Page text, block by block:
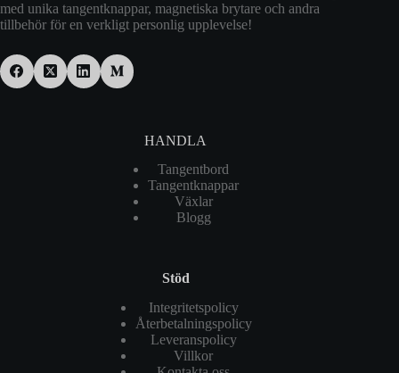
med unika tangentknappar, magnetiska brytare och andra
tillbehör för en verkligt personlig upplevelse!
HANDLA
Tangentbord
Tangentknappar
Växlar
Blogg
Stöd
Integritetspolicy
Återbetalningspolicy
Leveranspolicy
Villkor